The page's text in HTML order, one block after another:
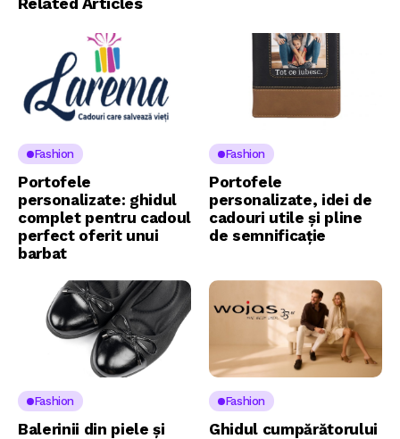
Fashion
Portofele
personalizate: ghidul
complet pentru cadoul
perfect oferit unui
barbat
Fashion
Portofele
personalizate, idei de
cadouri utile și pline
de semnificație
Fashion
Balerinii din piele și
Fashion
Ghidul cumpărătorului